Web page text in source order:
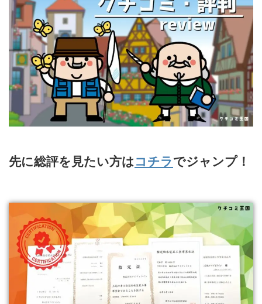
先に総評を見たい方はコチラでジャンプ！